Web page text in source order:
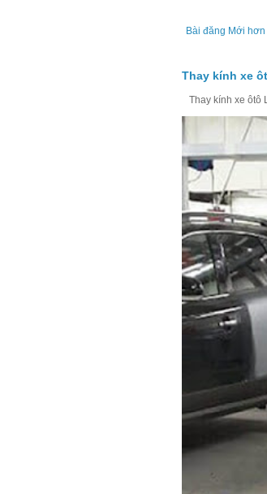
Bài đăng Mới hơn
Thay kính xe
Thay kính xe ôtô